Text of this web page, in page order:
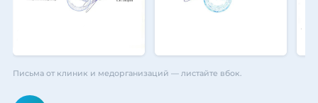
Письма от клиник и медорганизаций — листайте вбок.